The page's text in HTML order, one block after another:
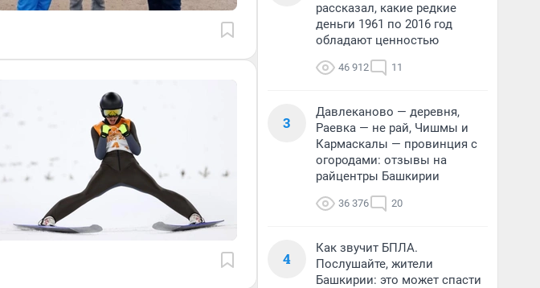
рассказал, какие редкие
деньги 1961 по 2016 год
обладают ценностью
46 912 11
3
Давлеканово — деревня,
Раевка — не рай, Чишмы и
Кармаскалы — провинция с
огородами: отзывы на
райцентры Башкирии
36 376 20
4
Как звучит БПЛА.
Послушайте, жители
Башкирии: это может спасти